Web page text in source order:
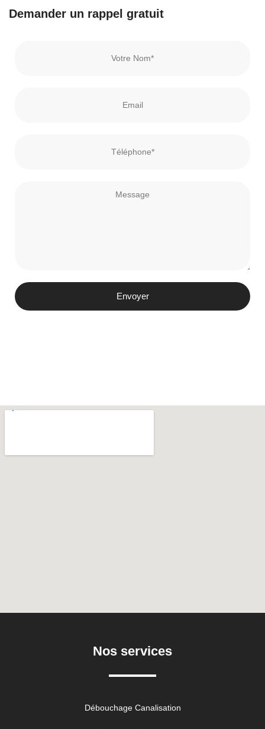
Demander un rappel gratuit
Envoyer
Nos services
Débouchage Canalisation